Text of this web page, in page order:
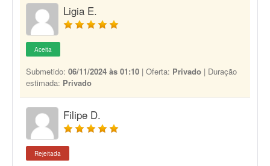
Ligia E.
Aceita
Submetido: 06/11/2024 às 01:10 | Oferta: Privado | Duração
estimada: Privado
Filipe D.
Rejeitada